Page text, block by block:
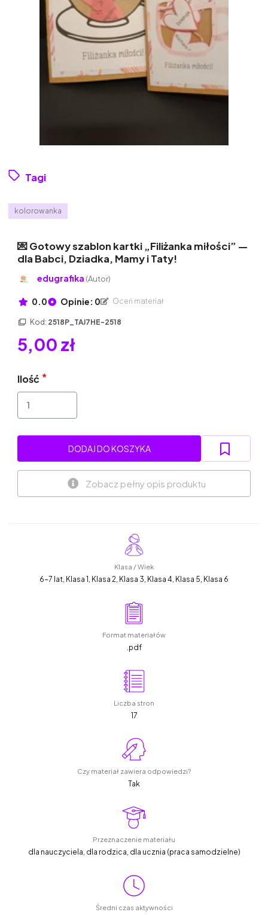
Tagi
kolorowanka
💌 Gotowy szablon kartki „Filiżanka miłości” —
dla Babci, Dziadka, Mamy i Taty!
edugrafika (Autor)
0.0 Opinie: 0 Oceń materiał
Kod: 2518P_TAJ7HE-2518
5,00 zł
Ilość
DODAJ DO KOSZYKA
Zobacz pełny opis produktu
Klasa / Wiek
6-7 lat, Klasa 1, Klasa 2, Klasa 3, Klasa 4, Klasa 5, Klasa 6
Format materiałów
.pdf
Liczba stron
17
Czy materiał zawiera odpowiedzi?
Tak
Przeznaczenie materiału
dla nauczyciela, dla rodzica, dla ucznia (praca samodzielne)
Średni czas aktywności